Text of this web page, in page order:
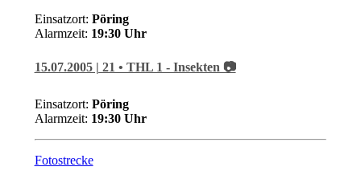
Einsatzort: Pöring
Alarmzeit: 19:30Uhr
15.07.2005 | 21 • THL 1 - Insekten 📷
Einsatzort: Pöring
Alarmzeit: 19:30Uhr
Fotostrecke